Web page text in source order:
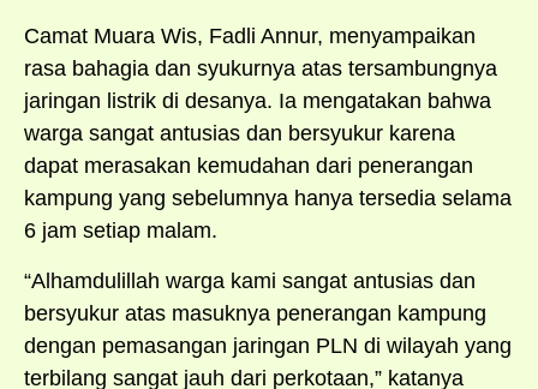
Camat Muara Wis, Fadli Annur, menyampaikan
rasa bahagia dan syukurnya atas tersambungnya
jaringan listrik di desanya. Ia mengatakan bahwa
warga sangat antusias dan bersyukur karena
dapat merasakan kemudahan dari penerangan
kampung yang sebelumnya hanya tersedia selama
6 jam setiap malam.
“Alhamdulillah warga kami sangat antusias dan
bersyukur atas masuknya penerangan kampung
dengan pemasangan jaringan PLN di wilayah yang
terbilang sangat jauh dari perkotaan,” katanya